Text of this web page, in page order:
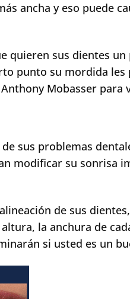
ancha y eso puede
quieren sus dientes un
punto su mordida
Mobasser
sus problemas
modificar su sonrisa
de sus
la anchura de
si usted es un